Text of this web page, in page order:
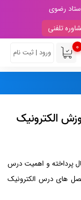
رضوی
تلفنی
0
ورود | ثبت نام
الکترونیک
پرداخته و اهمیت درس
های درس الکترونیک